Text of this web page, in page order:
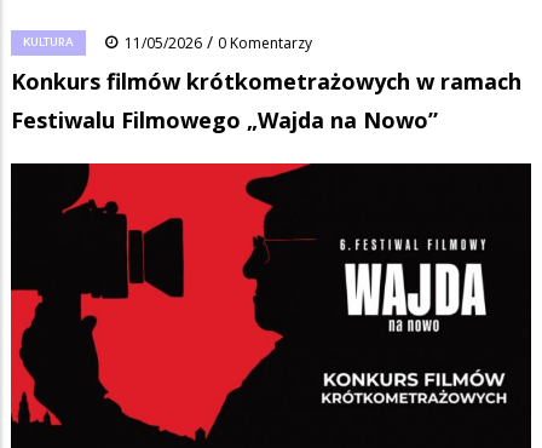
KULTURA 11/05/2026 / 0 Komentarzy
Konkurs filmów krótkometrażowych w ramach
Festiwalu Filmowego „Wajda na Nowo”